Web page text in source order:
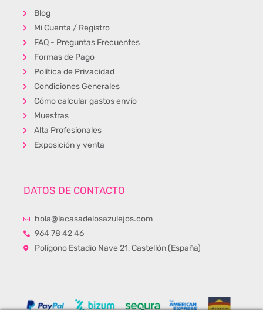
Blog
Mi Cuenta / Registro
FAQ - Preguntas Frecuentes
Formas de Pago
Política de Privacidad
Condiciones Generales
Cómo calcular gastos envío
Muestras
Alta Profesionales
Exposición y venta
DATOS DE CONTACTO
hola@lacasadelosazulejos.com
964 78 42 46
Polígono Estadio Nave 21, Castellón (España)